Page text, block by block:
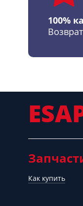
100%
Как купить